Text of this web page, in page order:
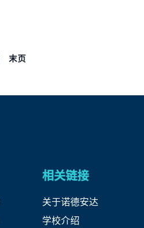
末页
相关链接
关于诺德安达
学校介绍